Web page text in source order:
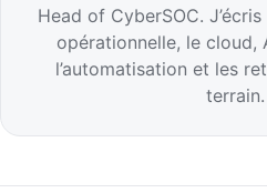
Head of CyberSOC.
opérationnelle, le cloud,
l’automatisation et les
terrain.